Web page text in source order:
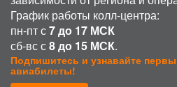
График работы колл-центра:
пн-пт с7 до 17 МСК
сб-вс с8 до 15 МСК.
Подпишитесь и узнавайте
авиабилеты!